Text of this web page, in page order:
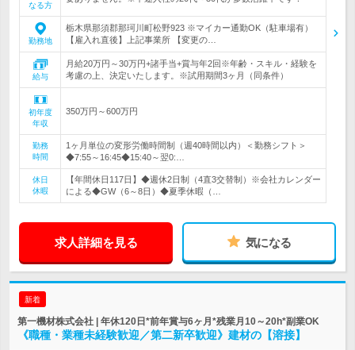
なる方
勤務地
栃木県那須郡那珂川町松野923 ※マイカー通勤OK（駐車場有）
【雇入れ直後】上記事業所 【変更の…
給与
月給20万円～30万円+諸手当+賞与年2回※年齢・スキル・経験を
考慮の上、決定いたします。※試用期間3ヶ月（同条件）
初年度
年収
350万円～600万円
勤務
時間
1ヶ月単位の変形労働時間制（週40時間以内）＜勤務シフト＞
◆7:55～16:45◆15:40～翌0:…
休日
休暇
【年間休日117日】◆週休2日制（4直3交替制）※会社カレンダー
による◆GW（6～8日）◆夏季休暇（…
求人詳細を見る 気になる
新着
第一機材株式会社 | 年休120日*前年賞与6ヶ月*残業月10～20h*副業OK
《職種・業種未経験歓迎／第二新卒歓迎》建材の【溶接】